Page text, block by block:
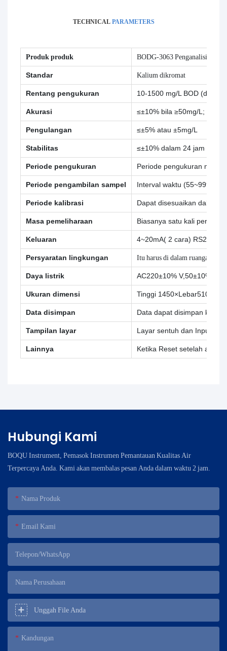
TECHNICAL PARAMETERS
Produk produk BODG-3063 Penganalisis
Standar Kalium dikromat
Rentang pengukuran 10-1500 mg/L BOD
Akurasi ≤±10% bila ≥50mg/L;
Pengulangan ≤±5% atau ±5mg/L
Stabilitas ≤±10% dalam 24 jam
Periode pengukuran Periode pengukuran
Periode pengambilan sampel Interval waktu (55~9999
Periode kalibrasi Dapat disesuaikan dalam 1
Masa pemeliharaan Biasanya satu kali per
Keluaran 4~20mA( 2 cara)
Persyaratan lingkungan Itu harus di dalam ruangan
Daya listrik AC220±10% V,50±10%
Ukuran dimensi Tinggi
Data disimpan Data dapat disimpan
Tampilan layar Layar sentuh dan Input
Lainnya Ketika Reset setelah
Hubungi Kami
BOQU Instrument, Pemasok Instrumen Pemantauan Kualitas Air
Terpercaya Anda. Kami akan membalas pesan Anda dalam waktu 2 jam.
Nama Produk
Email Kami
Telepon/WhatsApp
Nama Perusahaan
Unggah File Anda
Kandungan